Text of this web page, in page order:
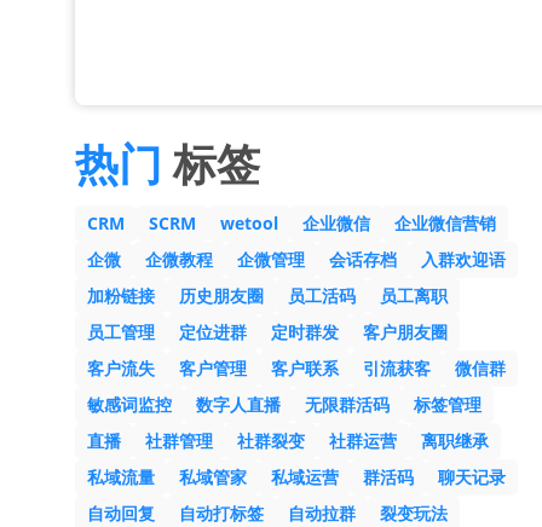
热门 标签
CRM SCRM wetool 企业微信
企业微信营销
企微
企微教程 企微管理 会话存档
入群欢迎语
加粉链接
历史朋友圈 员工活码
员工离职
员工管理
定位进群 定时群发
客户朋友圈
客户流失
客户管理 客户联系 引流获客
微信群
敏感词监控
数字人直播 无限群活码
标签管理
直播
社群管理 社群裂变 社群运营
离职继承
私域流量
私域管家 私域运营 群活码
聊天记录
自动回复
自动打标签 自动拉群
裂变玩法